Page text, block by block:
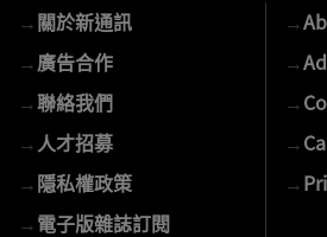
E-
mail
→關於新通訊
→廣告合作
→聯絡我們
→ 人才招募
→隱私權政策
→電子版雜誌訂閱
→
→
→
→
→